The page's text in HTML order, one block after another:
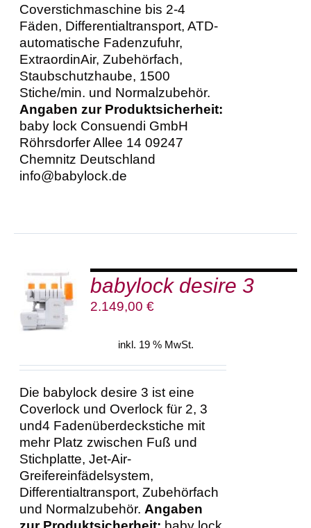
Coverstichmaschine bis 2-4
Fäden, Differentialtransport, ATD-
automatische Fadenzufuhr,
ExtraordinAir, Zubehörfach,
Staubschutzhaube, 1500
Stiche/min. und Normalzubehör.
Angaben zur Produktsicherheit:
baby lock Consuendi GmbH
Röhrsdorfer Allee 14 09247
Chemnitz Deutschland
info@babylock.de
IN DEN
WARENKORB
/
DETAILS
babylock desire 3
2.149,00€
inkl. 19 % MwSt.
Die babylock desire 3 ist eine
Coverlock und Overlock für 2, 3
und4 Fadenüberdeckstiche mit
mehr Platz zwischen Fuß und
Stichplatte, Jet-Air-
Greifereinfädelsystem,
Differentialtransport, Zubehörfach
und Normalzubehör.Angaben